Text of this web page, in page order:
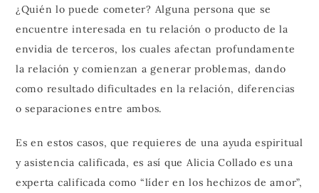
¿Quién lo puede cometer? Alguna persona que se
encuentre interesada en tu relación o producto de la
envidia de terceros, los cuales afectan profundamente
la relación y comienzan a generar problemas, dando
como resultado dificultades en la relación, diferencias
o separaciones entre ambos.
Es en estos casos, que requieres de una ayuda espiritual
y asistencia calificada, es así que Alicia Collado es una
experta calificada como “líder en los hechizos de amor”,